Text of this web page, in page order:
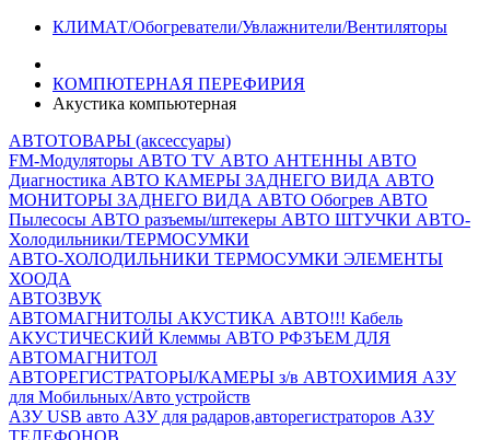
КЛИМАТ/Обогреватели/Увлажнители/Вентиляторы
КОМПЮТЕРНАЯ ПЕРЕФИРИЯ
Акустика компьютерная
АВТОТОВАРЫ (аксессуары)
FM-Модуляторы АВТО TV АВТО АНТЕННЫ АВТО
Диагностика АВТО КАМЕРЫ ЗАДНЕГО ВИДА АВТО
МОНИТОРЫ ЗАДНЕГО ВИДА АВТО Обогрев АВТО
Пылесосы АВТО разъемы/штекеры АВТО ШТУЧКИ АВТО-
Холодильники/ТЕРМОСУМКИ
АВТО-ХОЛОДИЛЬНИКИ ТЕРМОСУМКИ ЭЛЕМЕНТЫ
ХООДА
АВТОЗВУК
АВТОМАГНИТОЛЫ АКУСТИКА АВТО!!! Кабель
АКУСТИЧЕСКИЙ Клеммы АВТО РФЗЪЕМ ДЛЯ
АВТОМАГНИТОЛ
АВТОРЕГИСТРАТОРЫ/КАМЕРЫ з/в АВТОХИМИЯ АЗУ
для Мобильных/Авто устройств
АЗУ USB авто АЗУ для радаров,авторегистраторов АЗУ
ТЕЛЕФОНОВ